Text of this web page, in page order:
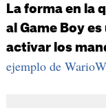
La forma en la
al Game Boy
activar los
ejemplo de